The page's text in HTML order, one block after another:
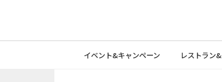
イベント&キャンペーン レストラン&